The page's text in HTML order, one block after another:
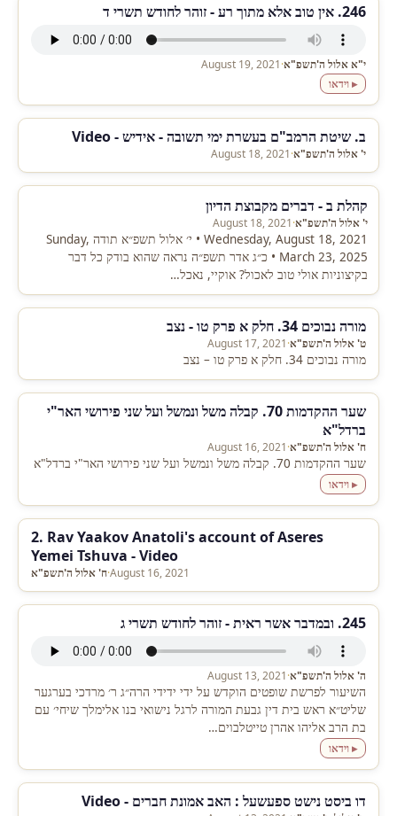
246. אין טוב אלא מתוך רע - זוהר לחודש תשרי ד
י"א אלול ה'תשפ"א·
August 19, 2021
▸ וידאו
ב. שיטת הרמב"ם בעשרת ימי תשובה - אידיש - Video
י' אלול ה'תשפ"א·
August 18, 2021
קהלת ב - דברים מקבוצת הדיון
י' אלול ה'תשפ"א·
August 18, 2021
Wednesday, August 18, 2021 • י׳ אלול תשפ״א תודה Sunday,
March 23, 2025 • כ״ג אדר תשפ״ה נראה שהוא בודק כל דבר
בקיצוניות אולי טוב לאכול? אוקיי, נאכל…
מורה נבוכים 34. חלק א פרק טו - נצב
ט' אלול ה'תשפ"א·
August 17, 2021
מורה נבוכים 34. חלק א פרק טו – נצב
שער ההקדמות 70. קבלה משל ונמשל ועל שני פירושי האר"י
ברדל"א
ח' אלול ה'תשפ"א·
August 16, 2021
שער ההקדמות 70. קבלה משל ונמשל ועל שני פירושי האר"י ברדל"א
▸ וידאו
2. Rav Yaakov Anatoli's account of Aseres
Yemei Tshuva - Video
ח' אלול ה'תשפ"א·August 16, 2021
245. ובמדבר אשר ראית - זוהר לחודש תשרי ג
ה' אלול ה'תשפ"א·
August 13, 2021
השיעור לפרשת שופטים הוקדש על ידי ידידי הרה״ג ר׳ מרדכי בערגער
שליט״א ראש בית דין גבעת המורה לרגל נישואי בנו אלימלך שיחי׳ עם
בת הרב אליהו אהרן טייטלבוים…
▸ וידאו
דו ביסט נישט ספעשעל : האב אמונת חברים - Video